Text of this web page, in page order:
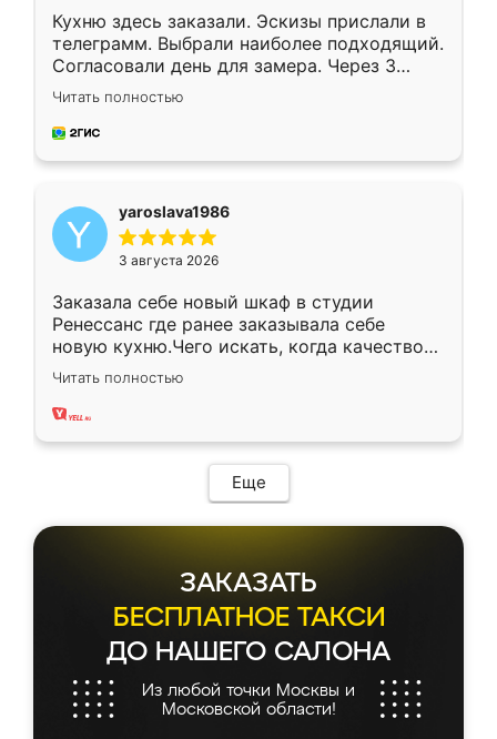
Кухню здесь заказали. Эскизы прислали в
телеграмм. Выбрали наиболее подходящий.
Согласовали день для замера. Через 3
недели кухня была уже готова. Остались
довольны работой. Спасибо Ренессанс
мебель за качественную работу!
Читать полностью
yaroslava1986
3 августа 2026
Заказала себе новый шкаф в студии
Ренессанс где ранее заказывала себе
новую кухню.Чего искать, когда качеством
вполне довольна. Служит кухня уже почти
два года, нареканий нет.
Читать полностью
Еще
ЗАКАЗАТЬ
БЕСПЛАТНОЕ ТАКСИ
ДО НАШЕГО САЛОНА
Из любой точки Москвы и
Московской области!